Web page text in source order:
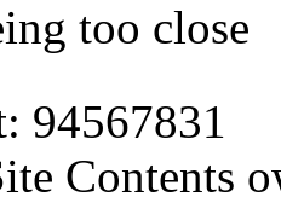
too close
94567831
Contents